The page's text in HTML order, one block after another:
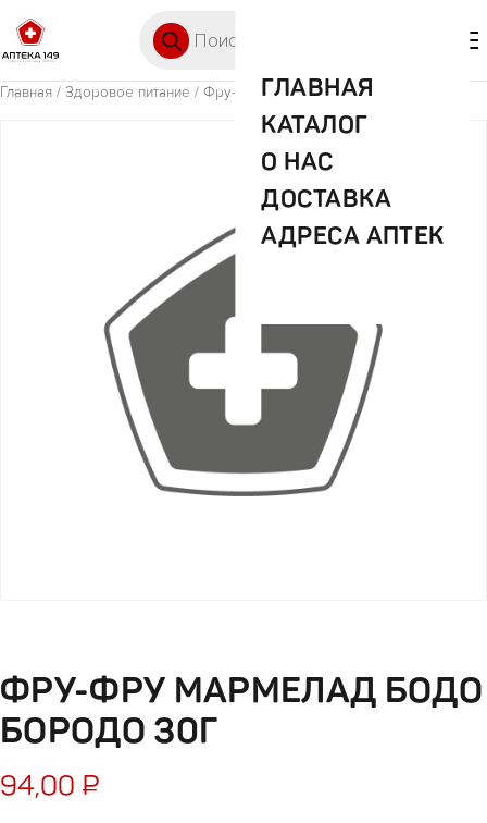
ГЛАВНАЯ
КАТАЛОГ
О НАС
ДОСТАВКА
АДРЕСА АПТЕК
Главная / Здоровое питание / Фру-фру Мармелад бодо бородо 30г
ФРУ-ФРУ МАРМЕЛАД БОДО
БОРОДО 30Г
94,00 ₽